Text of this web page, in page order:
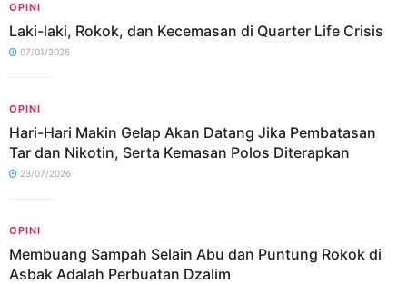
OPINI
Laki-laki, Rokok, dan Kecemasan di Quarter Life Crisis
07/01/2026
OPINI
Hari-Hari Makin Gelap Akan Datang Jika Pembatasan
Tar dan Nikotin, Serta Kemasan Polos Diterapkan
23/07/2026
OPINI
Membuang Sampah Selain Abu dan Puntung Rokok di
Asbak Adalah Perbuatan Dzalim